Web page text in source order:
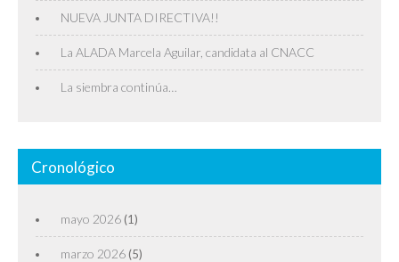
NUEVA JUNTA DIRECTIVA!!
La ALADA Marcela Aguilar, candidata al CNACC
La siembra continúa…
Cronológico
mayo 2026 (1)
marzo 2026 (5)